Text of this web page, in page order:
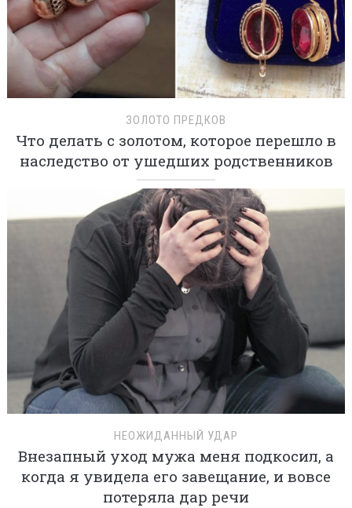
ЗОЛОТО ПРЕДКОВ
Что делать с золотом, которое перешло в
наследство от ушедших родственников
НЕОЖИДАННЫЙ УДАР
Внезапный уход мужа меня подкосил, а
когда я увидела его завещание, и вовсе
потеряла дар речи